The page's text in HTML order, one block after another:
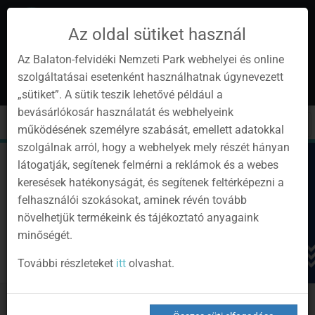
Instagram
YoutubeFacebookProgramok
Hírlevél
hu
Toggle
cart
Toggle
navigation
Bejelentkezés
Az oldal sütiket használ
Az Balaton-felvidéki Nemzeti Park webhelyei és online
szolgáltatásai esetenként használhatnak úgynevezett
„sütiket”. A sütik teszik lehetővé például a
bevásárlókosár használatát és webhelyeink
működésének személyre szabását, emellett adatokkal
szolgálnak arról, hogy a webhelyek mely részét hányan
látogatják, segítenek felmérni a reklámok és a webes
keresések hatékonyságát, és segítenek feltérképezni a
felhasználói szokásokat, aminek révén tovább
növelhetjük termékeink és tájékoztató anyagaink
minőségét.
További részleteket ittolvashat.